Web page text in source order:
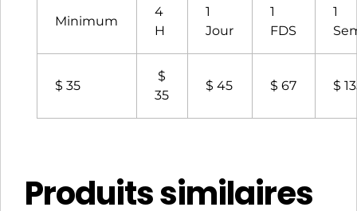
Minimum
4
H
1
Jour
1
FDS
1
$ 35
$
35
$ 45 $ 67 $
Produits similaires